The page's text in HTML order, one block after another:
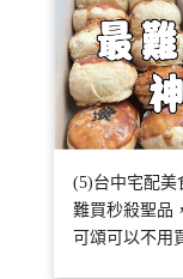
(5)台中宅配美
難買秒殺聖品
可頌可以不用